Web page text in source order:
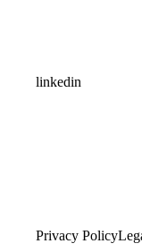
linkedin
Privacy Policy